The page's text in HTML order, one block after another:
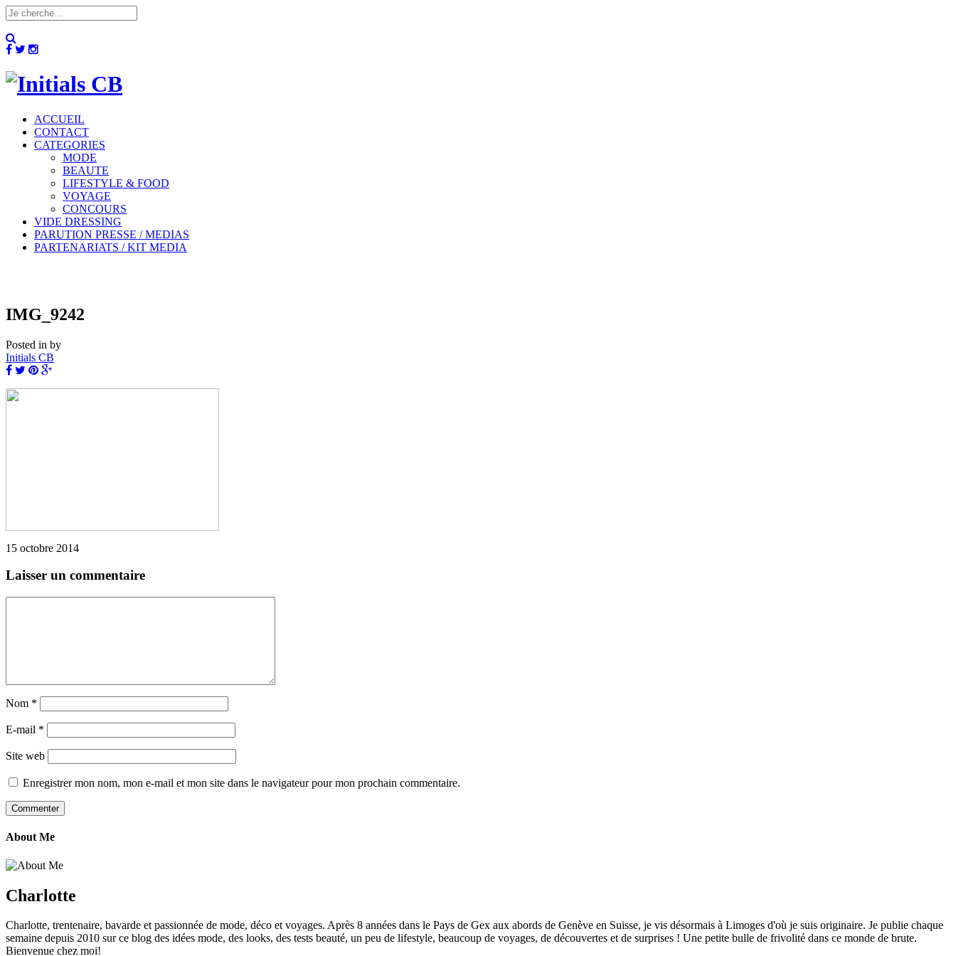
ACCUEIL
CONTACT
CATEGORIES
MODE
BEAUTE
LIFESTYLE & FOOD
VOYAGE
CONCOURS
VIDE DRESSING
PARUTION PRESSE / MEDIAS
PARTENARIATS / KIT MEDIA
IMG_9242
Posted in by
Initials CB
15 octobre 2014
Laisser un commentaire
Nom *
E-mail *
Site web
Enregistrer mon nom, mon e-mail et mon site dans le navigateur pour mon prochain commentaire.
About Me
Charlotte
Charlotte, trentenaire, bavarde et passionnée de mode, déco et voyages. Après 8 années dans le Pays de Gex aux abords de Genève en Suisse, je vis désormais à Limoges d'où je suis originaire. Je publie chaque
semaine depuis 2010 sur ce blog des idées mode, des looks, des tests beauté, un peu de lifestyle, beaucoup de voyages, de découvertes et de surprises ! Une petite bulle de frivolité dans ce monde de brute.
Bienvenue chez moi!